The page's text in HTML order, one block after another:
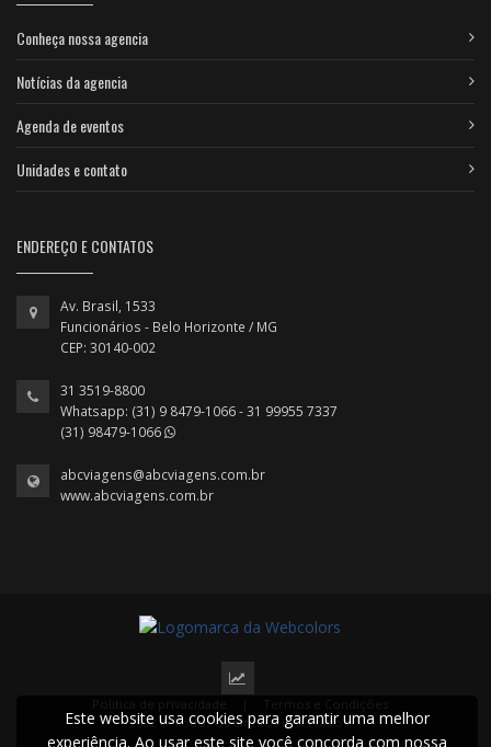
Conheça nossa agencia
Notícias da agencia
Agenda de eventos
Unidades e contato
ENDEREÇO E CONTATOS
Av. Brasil, 1533
Funcionários - Belo Horizonte / MG
CEP: 30140-002
31 3519-8800
Whatsapp: (31) 9 8479-1066 - 31 99955 7337
(31) 98479-1066
abcviagens@abcviagens.com.br
www.abcviagens.com.br
2022 © Todos os direitos reservados.
Este website usa cookies para garantir uma melhor
experiência. Ao usar este site você concorda com nossa